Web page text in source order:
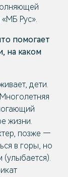
Рус».
помогает
на каком
дети.
жизни.
позже —
в горы, но